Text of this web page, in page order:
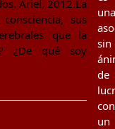
Ariel, 2012.La
sus
que la
¿De qué soy
una
sin
de
con
un